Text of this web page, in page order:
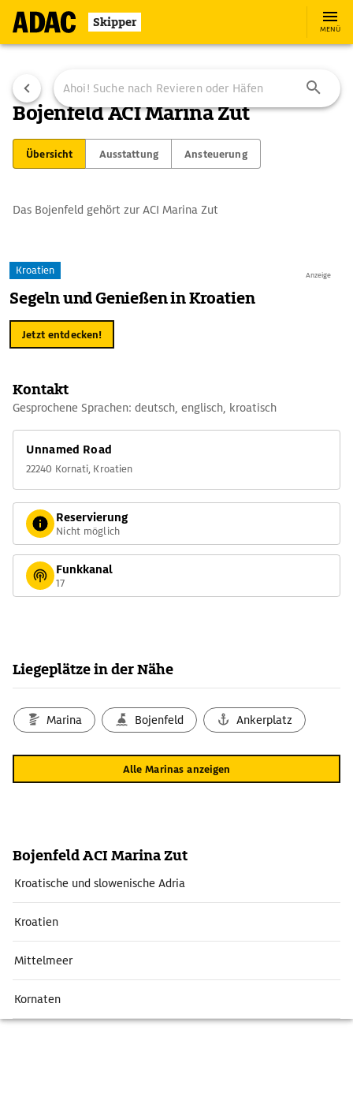
Skipper MENÜ
Bojenfeld ACI Marina Zut
Übersicht Ausstattung Ansteuerung
Das Bojenfeld gehört zur ACI Marina Zut
Anzeige
Kroatien
Segeln und Genießen in Kroatien
Jetzt entdecken!
Kontakt
Gesprochene Sprachen: deutsch, englisch, kroatisch
Unnamed Road
22240 Kornati, Kroatien
Reservierung
Nicht möglich
Funkkanal
17
Liegeplätze in der Nähe
Marina Bojenfeld Ankerplatz
Alle Marinas anzeigen
Bojenfeld ACI Marina Zut
Kroatische und slowenische Adria
Kroatien
Mittelmeer
Kornaten